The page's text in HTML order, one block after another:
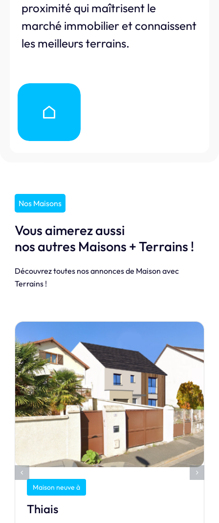
proximité qui maîtrisent le
marché immobilier et connaissent
les meilleurs terrains.
Nos Maisons
Vous aimerez aussi
nos autres Maisons + Terrains !
Découvrez toutes nos annonces de Maison avec
Terrains !
Maison neuve à
Thiais